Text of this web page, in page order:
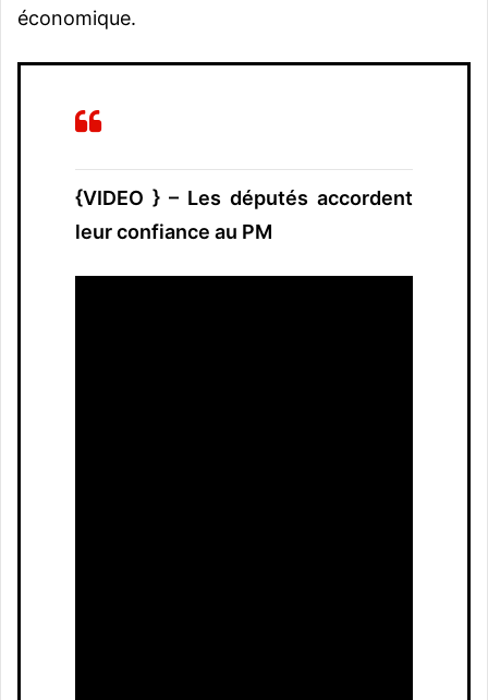
économique.
{VIDEO } – Les députés accordent
leur confiance au PM